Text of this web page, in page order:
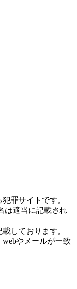
罪サイトです。
は適当に記載され
しております。
やメールが一致